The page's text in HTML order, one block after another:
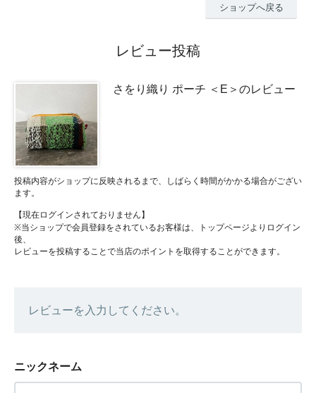
ショップへ戻る
レビュー投稿
さをり織り ポーチ ＜E＞のレビュー
投稿内容がショップに反映されるまで、しばらく時間がかかる場合がござい
ます。
【現在ログインされておりません】
※当ショップで会員登録をされているお客様は、トップページよりログイン
後、
レビューを投稿することで当店のポイントを取得することができます。
レビューを入力してください。
ニックネーム